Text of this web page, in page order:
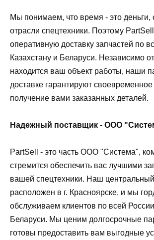
Мы понимаем, что время - это деньги,
отрасли спецтехники. Поэтому
оперативную доставку запчастей по
Казахстану и Беларуси. Независимо от
находится ваш объект работы, наши
доставке гарантируют
получение вами заказанных деталей.
Надежный поставщик - ООО
PartSell - это часть ООО "Система",
стремится обеспечить вас лучшими
вашей спецтехники. Наш
расположен в г. Красноярске, и мы
обслуживаем клиентов по всей
Беларуси. Мы ценим долгосрочные
готовы предоставить вам выгодные